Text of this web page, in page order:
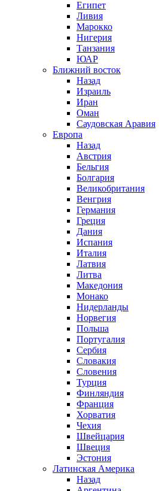
Египет
Ливия
Марокко
Нигерия
Танзания
ЮАР
Ближний восток
Назад
Израиль
Иран
Оман
Саудовская Аравия
Европа
Назад
Австрия
Бельгия
Болгария
Великобритания
Венгрия
Германия
Греция
Дания
Испания
Италия
Латвия
Литва
Македония
Монако
Нидерланды
Норвегия
Польша
Португалия
Сербия
Словакия
Словения
Турция
Финляндия
Франция
Хорватия
Чехия
Швейцария
Швеция
Эстония
Латинская Америка
Назад